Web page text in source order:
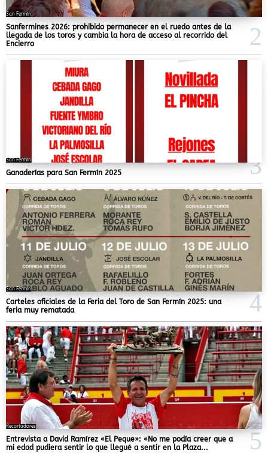
San Fermín
Sanfermines 2026: prohibido permanecer en el ruedo antes de la
llegada de los toros y cambia la hora de acceso al recorrido del
Encierro
San Fermín
Ganaderías para San Fermín 2025
San Fermín
Carteles oficiales de la Feria del Toro de San Fermín 2025: una
feria muy rematada
Recortadores
Entrevista a David Ramírez «El Peque»: «No me podía creer que a
mi edad pudiera sentir lo que llegué a sentir en la Plaza...